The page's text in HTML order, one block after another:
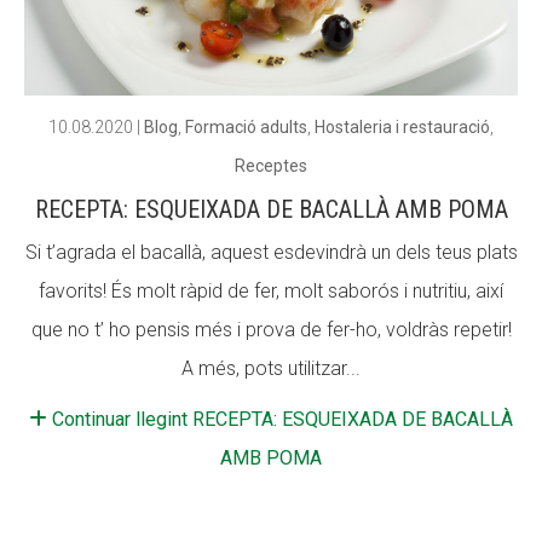
10.08.2020 Blog Formació adults Hostaleria i restauració
Receptes
RECEPTA: ESQUEIXADA DE BACALLÀ AMB POMA
Si t’agrada el bacallà, aquest esdevindrà un dels teus plats
favorits! És molt ràpid de fer, molt saborós i nutritiu, així
que no t’ ho pensis més i prova de fer-ho, voldràs repetir!
A més, pots utilitzar...
Continuar llegint RECEPTA: ESQUEIXADA DE BACALLÀ
AMB POMA
ACCIÓ SOCIAL I JOVES
ESPLAIS
SUPORT TERCER SECTOR
ACCIÓ SOCIAL I JOVES
ESPLAIS
SUPORT TERCER SECTOR